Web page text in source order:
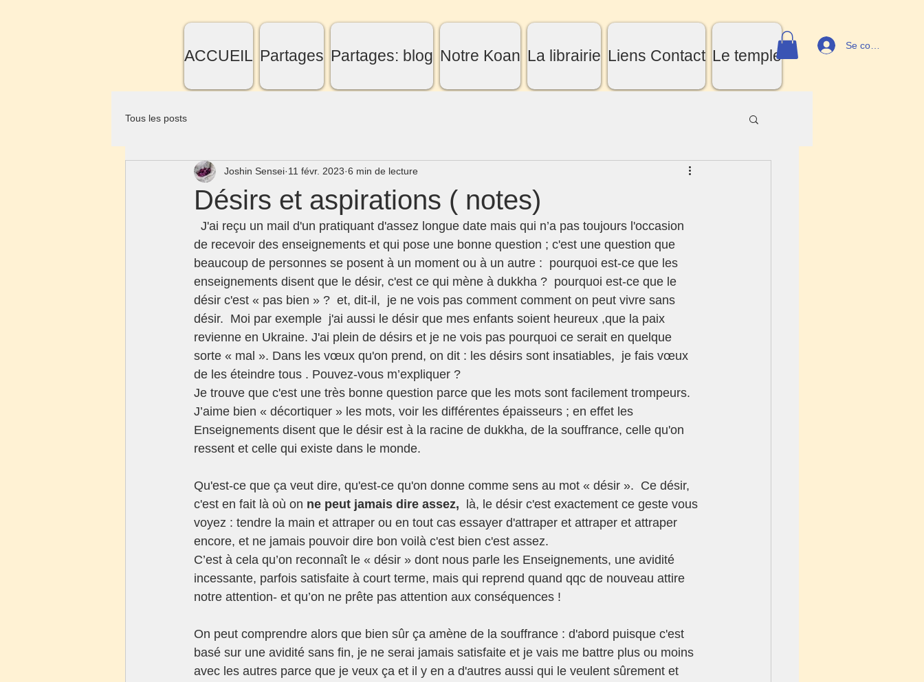
ACCUEIL Partages Partages: blog Notre Koan La librairie Liens Contact Le temple
Se connecter
Tous les posts
Désirs et aspirations ( notes)
Joshin Sensei 11 févr. 2023 6 min de lecture
de recevoir des enseignements et qui pose une bonne question ; c'est une question que
beaucoup de personnes se posent à un moment ou à un autre :  pourquoi est-ce que les
enseignements disent que le désir, c'est ce qui mène à dukkha ?  pourquoi est-ce que le
désir c'est « pas bien » ?  et, dit-il,  je ne vois pas comment comment on peut vivre sans
désir.  Moi par exemple  j'ai aussi le désir que mes enfants soient heureux ,que la paix
revienne en Ukraine. J'ai plein de désirs et je ne vois pas pourquoi ce serait en quelque
sorte « mal ». Dans les vœux qu'on prend, on dit : les désirs sont insatiables,  je fais vœux
de les éteindre tous . Pouvez-vous m’expliquer ?
Je trouve que c'est une très bonne question parce que les mots sont facilement trompeurs.
J’aime bien « décortiquer » les mots, voir les différentes épaisseurs ; en effet les
Enseignements disent que le désir est à la racine de dukkha, de la souffrance, celle qu'on
ressent et celle qui existe dans le monde.
Qu'est-ce que ça veut dire, qu'est-ce qu'on donne comme sens au mot « désir ».  Ce désir,
c'est en fait là où on ne peut jamais dire assez,
  là, le désir c'est exactement ce geste vous
voyez : tendre la main et attraper ou en tout cas essayer d'attraper et attraper et attraper
encore, et ne jamais pouvoir dire bon voilà c'est bien c'est assez.
C’est à cela qu’on reconnaît le « désir » dont nous parle les Enseignements, une avidité
incessante, parfois satisfaite à court terme, mais qui reprend quand qqc de nouveau attire
notre attention- et qu’on ne prête pas attention aux conséquences !
On peut comprendre alors que bien sûr ça amène de la souffrance : d'abord puisque c'est
basé sur une avidité sans fin, je ne serai jamais satisfaite et je vais me battre plus ou moins
avec les autres parce que je veux ça et il y en a d'autres aussi qui le veulent sûrement et